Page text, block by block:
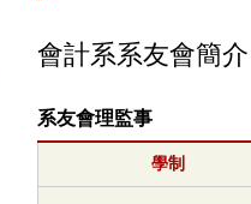
會計系系友會簡介
系友會理監事
學制